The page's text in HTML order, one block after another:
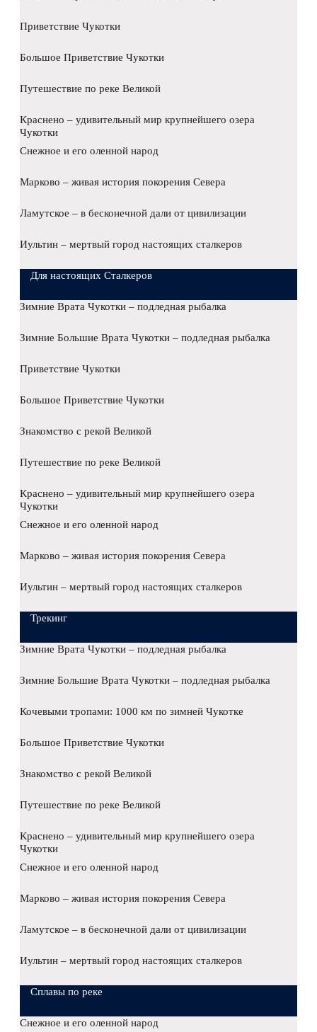
Приветствие Чукотки
Большое Приветствие Чукотки
Путешествие по реке Великой
Краснено – удивительный мир крупнейшего озера
Чукотки
Снежное и его оленной народ
Марково – живая история покорения Севера
Ламутское – в бесконечной дали от цивилизации
Иультин – мертвый город настоящих сталкеров
Для настоящих Сталкеров
Зимние Врата Чукотки – подледная рыбалка
Зимние Большие Врата Чукотки – подледная рыбалка
Приветствие Чукотки
Большое Приветствие Чукотки
Знакомство с рекой Великой
Путешествие по реке Великой
Краснено – удивительный мир крупнейшего озера
Чукотки
Снежное и его оленной народ
Марково – живая история покорения Севера
Иультин – мертвый город настоящих сталкеров
Трекинг
Зимние Врата Чукотки – подледная рыбалка
Зимние Большие Врата Чукотки – подледная рыбалка
Кочевыми тропами: 1000 км по зимней Чукотке
Большое Приветствие Чукотки
Знакомство с рекой Великой
Путешествие по реке Великой
Краснено – удивительный мир крупнейшего озера
Чукотки
Снежное и его оленной народ
Марково – живая история покорения Севера
Ламутское – в бесконечной дали от цивилизации
Иультин – мертвый город настоящих сталкеров
Сплавы по реке
Снежное и его оленной народ